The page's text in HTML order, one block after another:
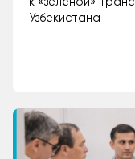
к «зелёной»
Узбекистана